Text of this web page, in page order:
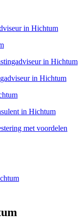
in Hichtum
in Hichtum
in Hichtum
in Hichtum
met voordelen